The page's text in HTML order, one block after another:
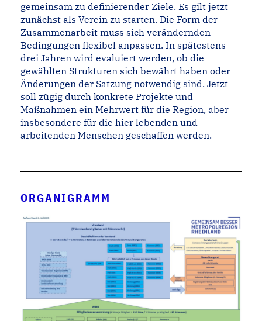
gemeinsam zu definierender Ziele. Es gilt jetzt
zunächst als Verein zu starten. Die Form der
Zusammenarbeit muss sich verän­dernden
Bedingungen flexibel anpassen. In spätestens
drei Jahren wird evaluiert werden, ob die
gewählten Strukturen sich bewährt haben oder
Änderungen der Sat­zung notwendig sind. Jetzt
soll zügig durch konkrete Projekte und
Maßnahmen ein Mehrwert für die Region, aber
insbesondere für die hier lebenden und
arbeitenden Menschen geschaffen werden.
ORGANIGRAMM